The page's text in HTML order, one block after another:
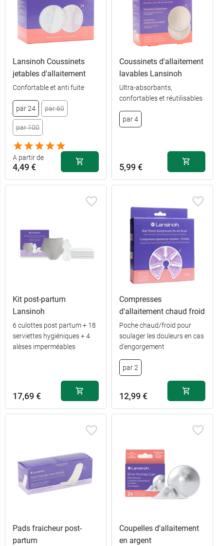
10 ml 7,49 €
40 ml 14,89 €
3 x 7 ml 9,89 €
Lansinoh Coussinets
jetables d'allaitement
Confortable et anti fuite
par 24 par 60
par 100
A partir de
4,49 €
par 24 4,49 €
par 60 7,99 €
Coussinets d'allaitement
lavables Lansinoh
Ultra-absorbants,
confortables et réutilisables
par 4
5,99 €
Kit post-partum
Lansinoh
6 culottes post partum + 18
serviettes hygiéniques + 4
alèses imperméables
17,69 €
Compresses
d'allaitement chaud froid
Poche chaud/froid pour
soulager les douleurs en cas
d'engorgement
par 2
12,99 €
Pads fraicheur post-
partum
Coupelles d'allaitement
en argent